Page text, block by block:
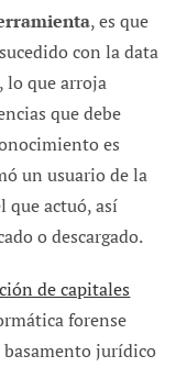
, es que
con la data
lo que arroja
que debe
es
un usuario de la
que actuó, así
o descargado.
de capitales
forense
basamento jurídico